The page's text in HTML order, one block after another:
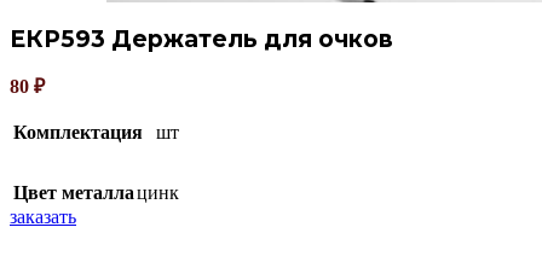
ЕКР593 Держатель для очков
80 ₽
Комплектация шт
Цвет металлацинк
заказать